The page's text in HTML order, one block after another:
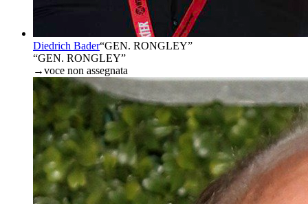
Diedrich Bader“GEN. RONGLEY”
“GEN. RONGLEY”
→voce non assegnata